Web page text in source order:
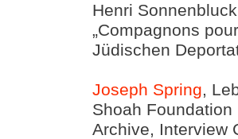
Henri
„Compagnons
Jüdischen
Joseph Spring,
Shoah
Archive, Interview